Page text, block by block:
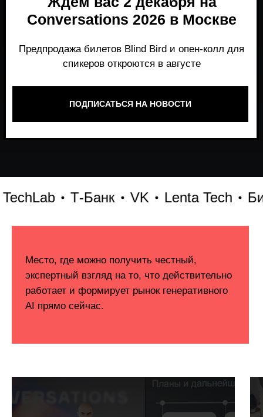
Т-Банк VK Lenta Tech
Место, где можно получить честный,
работает и формирует рынок генеративного